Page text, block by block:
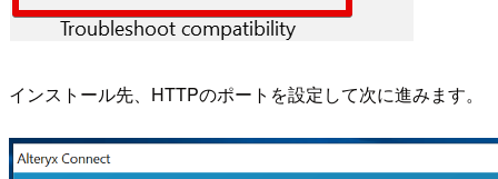
インストール先、HTTPのポートを設定して次に進みます。